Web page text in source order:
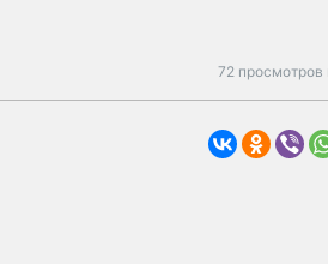
72 просмотров